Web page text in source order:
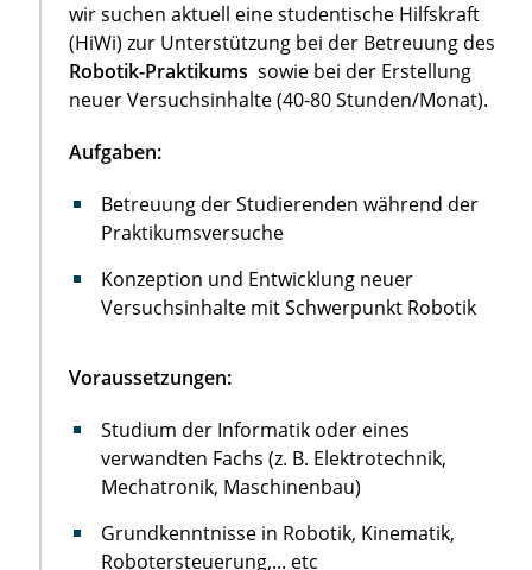
wir suchen aktuell eine studentische Hilfskraft
(HiWi) zur Unterstützung bei der Betreuung des
Robotik-Praktikums sowie bei der Erstellung
neuer Versuchsinhalte (40-80 Stunden/Monat).
Aufgaben:
Betreuung der Studierenden während der
Praktikumsversuche
Konzeption und Entwicklung neuer
Versuchsinhalte mit Schwerpunkt Robotik
Voraussetzungen:
Studium der Informatik oder eines
verwandten Fachs (z. B. Elektrotechnik,
Mechatronik, Maschinenbau)
Grundkenntnisse in Robotik, Kinematik,
Robotersteuerung,... etc